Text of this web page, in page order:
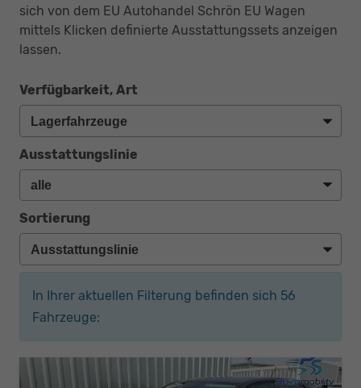
sich von dem EU Autohandel Schrön EU Wagen
mittels Klicken definierte Ausstattungssets anzeigen
lassen.
Verfügbarkeit, Art
Ausstattungslinie
Sortierung
In Ihrer aktuellen Filterung befinden sich 56
Fahrzeuge: